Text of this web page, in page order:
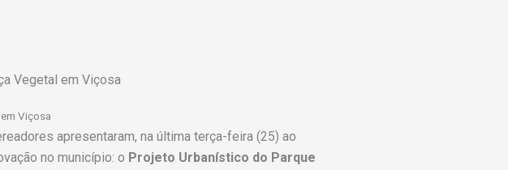
Vegetal em Viçosa
Viçosa
apresentaram, na última terça-feira (25) ao
no município: o Projeto Urbanístico do Parque